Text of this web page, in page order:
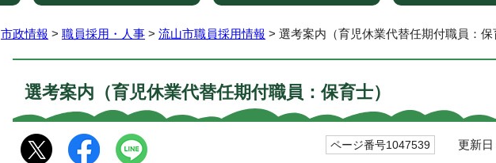
市政情報 > 職員採用・人事 > 流山市職員採用情報 > 選考案内（育児休業代替任期付職員：保
選考案内（育児休業代替任期付職員：保育士）
ページ番号1047539 更新日